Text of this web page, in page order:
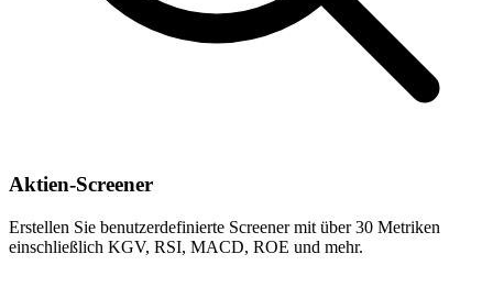
Aktien-Screener
Erstellen Sie benutzerdefinierte Screener mit über 30 Metriken
einschließlich KGV, RSI, MACD, ROE und mehr.